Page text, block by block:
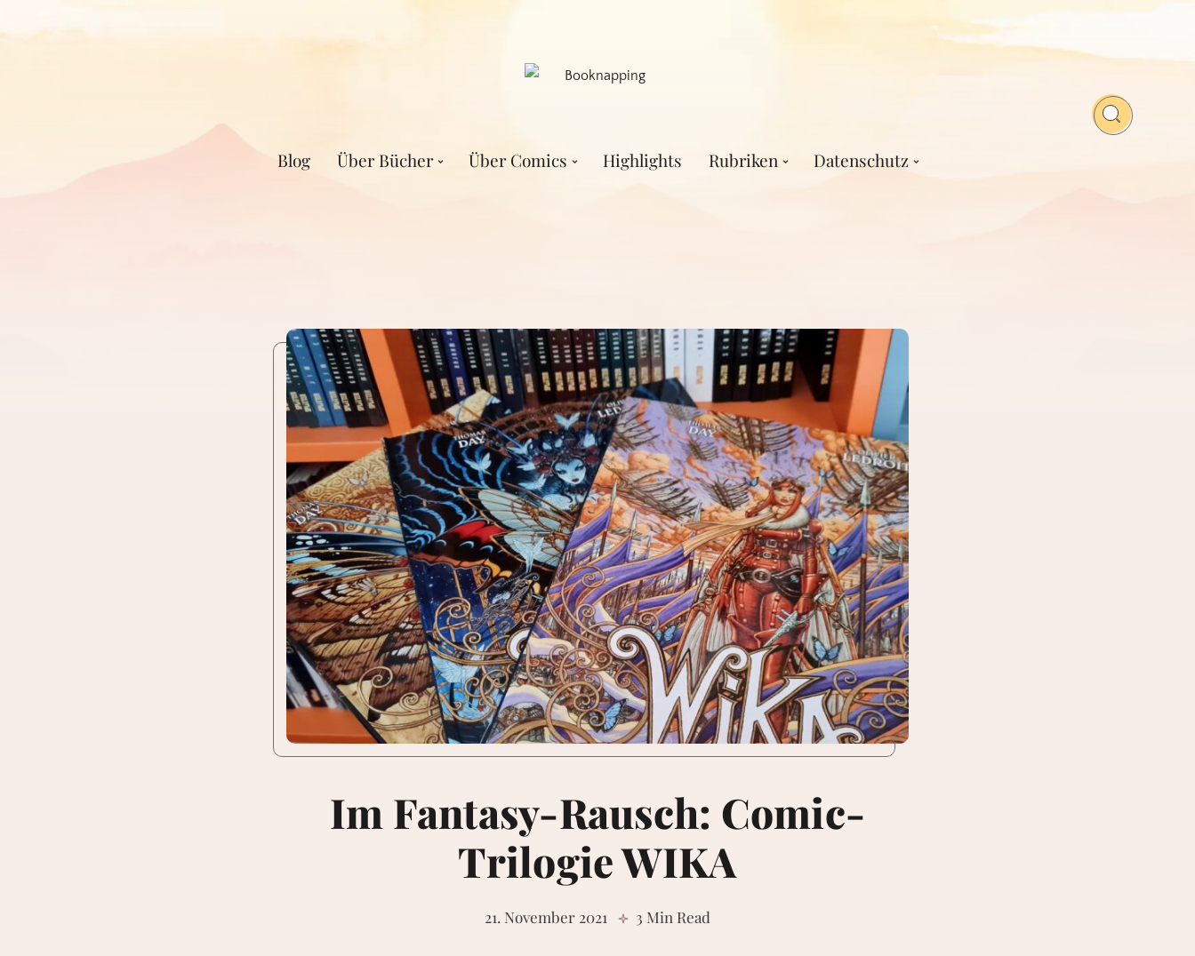
Blog Über Bücher Über Comics Highlights Rubriken Datenschutz
Im Fantasy-Rausch: Comic-
Trilogie WIKA
21. November 2021 3 Min Read